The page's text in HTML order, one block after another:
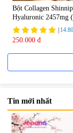
Bột Collagen
Hyaluronic 2457mg
x 3g) - Date 04/2027
250.000 đ
Tin mới nhất